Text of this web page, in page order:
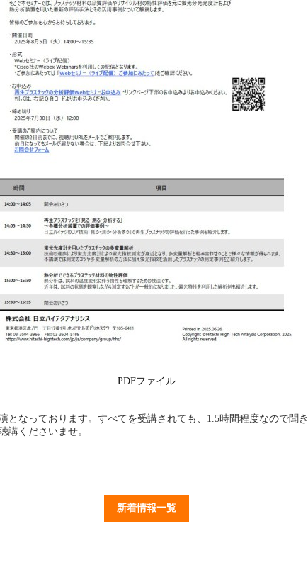
PDFファイル
なっております。すべてを受講されても、1.5時間程度なので聞
講くださいませ。
新着情報一覧